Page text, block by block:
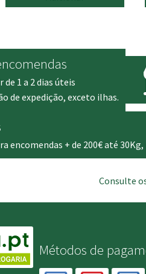
original atual
1 a 2 dias úteis
de expedição, exceto ilhas.
encomendas + de 200€ até
Consulte
Métodos de